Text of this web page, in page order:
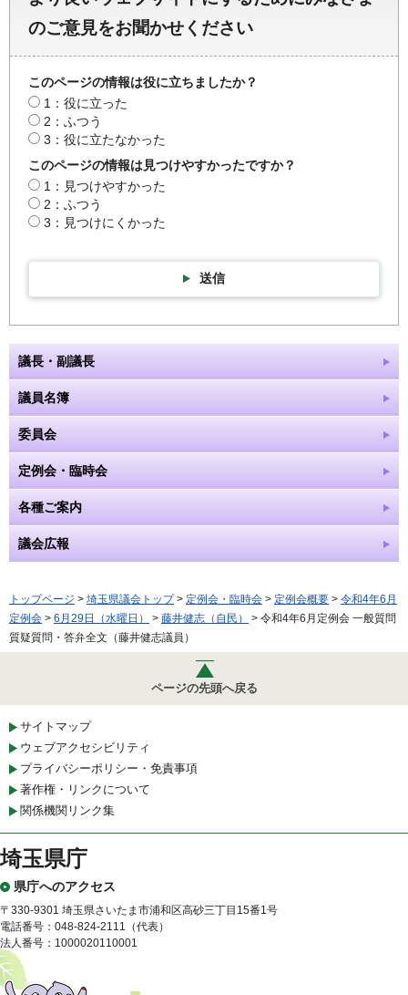
のご意見をお聞かせください
このページの情報は役に立ちましたか？
1：役に立った
2：ふつう
3：役に立たなかった
このページの情報は見つけやすかったですか？
1：見つけやすかった
2：ふつう
3：見つけにくかった
送信
議長・副議長
議員名簿
委員会
定例会・臨時会
各種ご案内
議会広報
トップページ > 埼玉県議会トップ> 定例会・臨時会 > 定例会概要 > 令和4年6月
定例会 > 6月29日（水曜日） > 藤井健志（自民）
> 令和4年6月定例会 一般質問
質疑質問・答弁全文（藤井健志議員）
ページの先頭へ戻る
サイトマップ
ウェブアクセシビリティ
プライバシーポリシー・免責事項
著作権・リンクについて
関係機関リンク集
埼玉県庁
県庁へのアクセス
〒330-9301 埼玉県さいたま市浦和区高砂三丁目15番1号
電話番号：048-824-2111（代表）
法人番号：1000020110001